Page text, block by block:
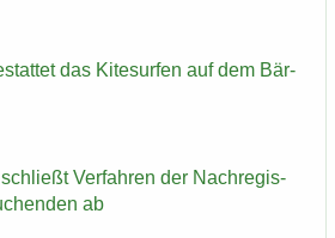
das Ki­te­sur­fen auf dem Bär­
Ver­fah­ren der Nach­re­gis­
ab